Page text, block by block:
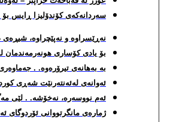
سه‌ردانه‌كه‌ی كۆندۆلیزا ڕایس
نه‌ڕێسراوه‌ و نه‌پێچراوه‌،
بۆ یادی كۆساری
به‌ به‌هانه‌ی تیرۆره‌وه‌. .
ئه‌وانه‌ی له‌ئه‌نته‌رنێت شه‌ڕی
ئه‌م نووسه‌ره‌، نه‌خۆشه‌. . لێی
ژماره‌ی مانگرتووانی